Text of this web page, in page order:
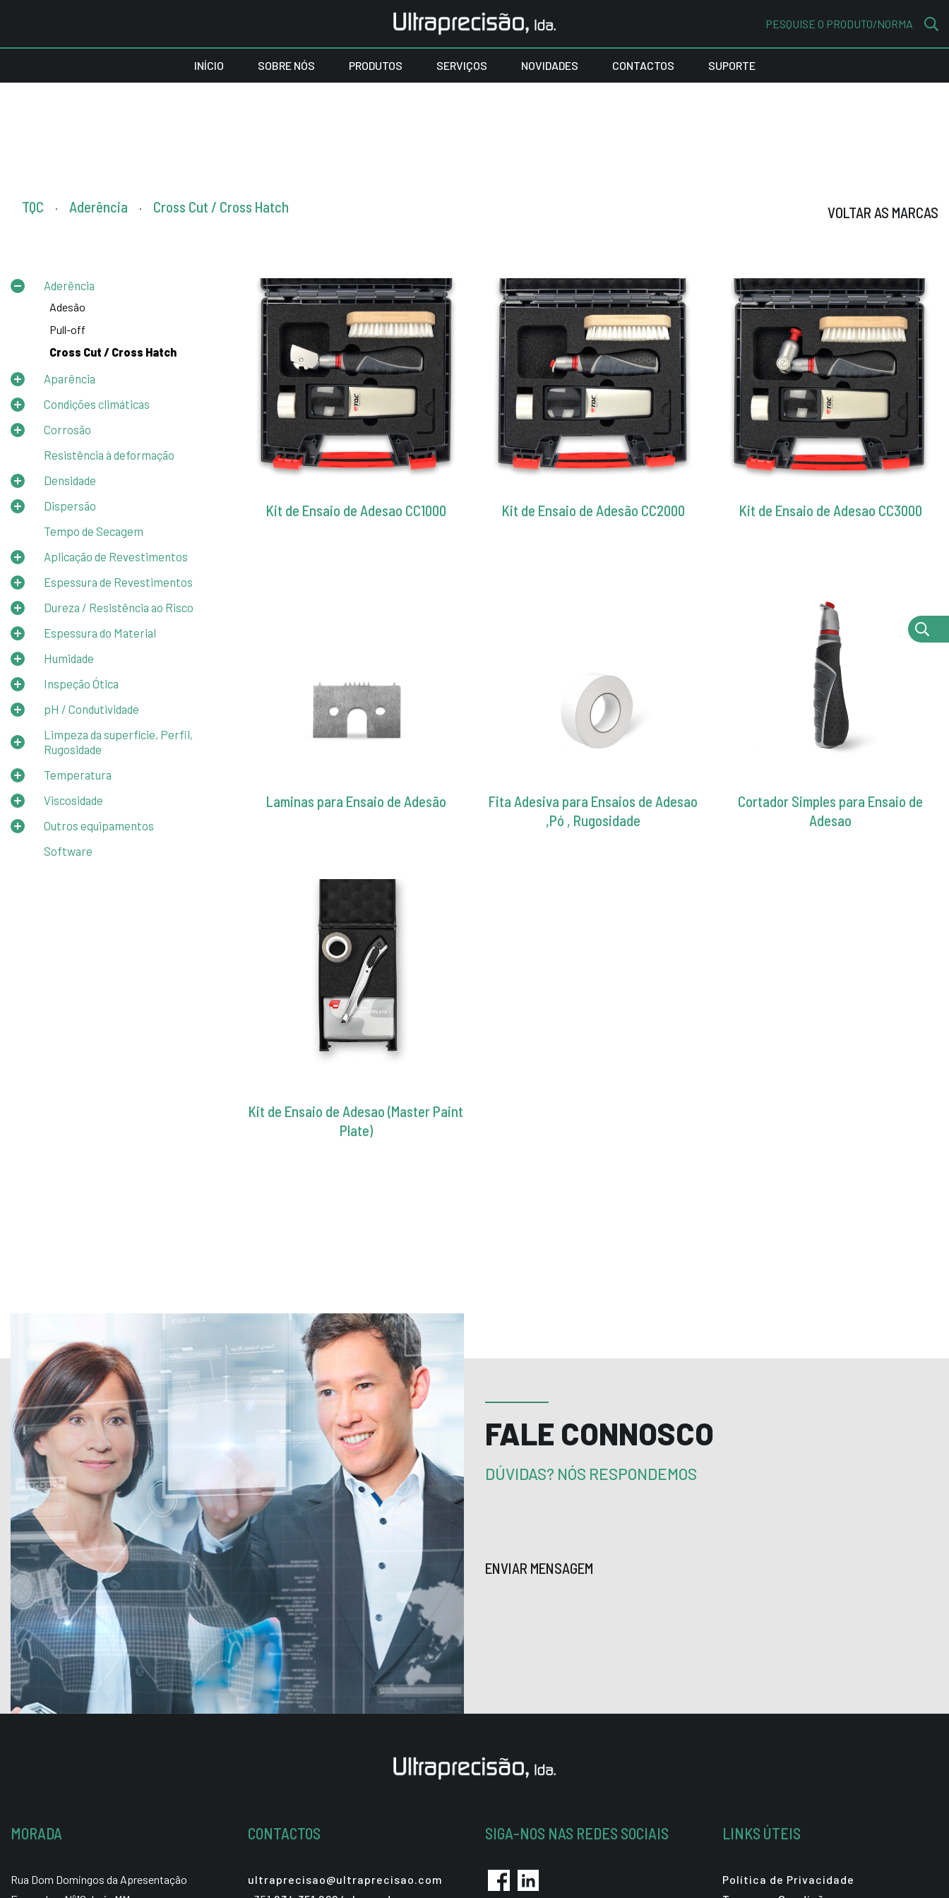
PESQUISE O PRODUTO/NORMA
INÍCIO SOBRE NÓS PRODUTOS SERVIÇOS NOVIDADES CONTACTOS SUPORTE
TQC . Aderência . Cross Cut / Cross Hatch VOLTAR AS MARCAS
Aderência
Adesão
Pull-off
Cross Cut / Cross Hatch
Aparência
Condições climáticas
Corrosão
Resistência à deformação
Densidade
Dispersão
Tempo de Secagem
Aplicação de Revestimentos
Espessura de Revestimentos
Dureza / Resistência ao Risco
Espessura do Material
Humidade
Inspeção Ótica
pH / Condutividade
Limpeza da superfície, Perfil,
Rugosidade
Temperatura
Viscosidade
Outros equipamentos
Software
Kit de Ensaio de Adesao CC1000 Kit de Ensaio de Adesão CC2000 Kit de Ensaio de Adesao CC3000
Laminas para Ensaio de Adesão
Fita Adesiva para Ensaios de Adesao
,Pó , Rugosidade
Cortador Simples para Ensaio de
Adesao
Kit de Ensaio de Adesao (Master Paint
Plate)
FALE CONNOSCO
DÚVIDAS? NÓS RESPONDEMOS
ENVIAR MENSAGEM
MORADA
Rua Dom Domingos da Apresentação
CONTACTOS
ultraprecisao@ultraprecisao.com
SIGA-NOS NAS REDES SOCIAIS LINKS ÚTEIS
Política de Privacidade